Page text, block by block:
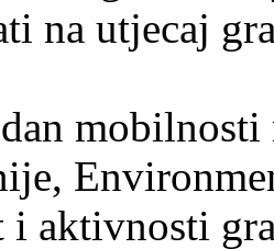
na utjecaj
i aktivnosti